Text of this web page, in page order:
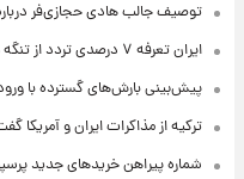
توصیف جالب هادی حجازی‌فر
ایران تعرفه ۷ درصدی تردد از تنگه هرمز را ابلاغ کرد
پیش‌بینی بارش‌های گسترده با ورود
ترکیه از مذاکرات ایران و آمریکا
شماره پیراهن خریدهای جدید